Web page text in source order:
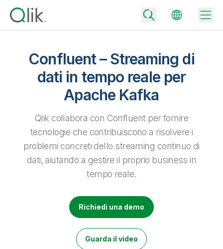
Community
Assistenza clienti
Portale dei clienti
Documentazione di prodotto
Opportunità di lavoro
Ultime notizie
Sedi nel mondo
Back
Perché Qlik
Trasforma i tuoi dati in risultati aziendali di successo
Integrazioni e partner tecnologici
Aumenta il valore degli strumenti di analisi e integrazione di Qlik
Integrazione dei dati
Analisi e AI
Piani per integrazione e qualità dei dati
Fornisci rapidamente dati affidabili per supportare decisioni più
intelligenti con il giusto piano di integrazione dei dati.
Piani per analytics
Ottieni insight e risultati migliori con il giusto piano di analytics.
Back
Eventi e Webinar
Confluent – Streaming di
dati in tempo reale per
Apache Kafka
Qlik collabora con Confluent per fornire
tecnologie che contribuiscono a risolvere i
problemi concreti dello streaming continuo di
dati, aiutando a gestire il proprio business in
tempo reale.
Richiedi una demo
Guarda il video